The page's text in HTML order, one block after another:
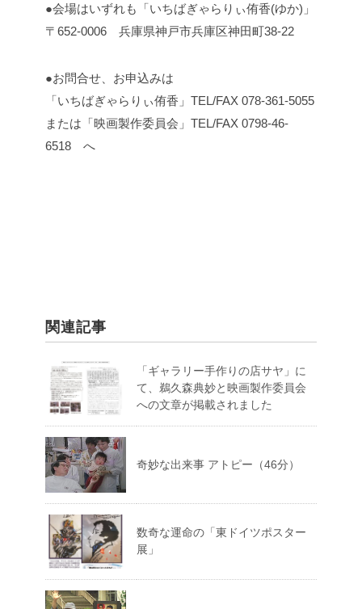
●会場はいずれも「いちばぎゃらりぃ侑香(ゆか)」
〒652-0006 兵庫県神戸市兵庫区神田町38-22
●お問合せ、お申込みは
「いちばぎゃらりぃ侑香」TEL/FAX 078-361-5055
または「映画製作委員会」TEL/FAX 0798-46-
6518 へ
関連記事
「ギャラリー手作りの店サヤ」に
て、鵜久森典妙と映画製作委員会
への文章が掲載されました
奇妙な出来事 アトピー（46分）
数奇な運命の「東ドイツポスター
展」